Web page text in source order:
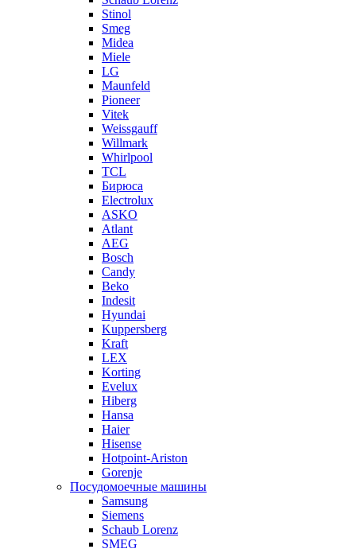
Stinol
Smeg
Midea
Miele
LG
Maunfeld
Pioneer
Vitek
Weissgauff
Willmark
Whirlpool
TCL
Бирюса
Electrolux
ASKO
Atlant
AEG
Bosch
Candy
Beko
Indesit
Hyundai
Kuppersberg
Kraft
LEX
Korting
Evelux
Hiberg
Hansa
Haier
Hisense
Hotpoint-Ariston
Gorenje
Посудомоечные машины
Samsung
Siemens
Schaub Lorenz
SMEG